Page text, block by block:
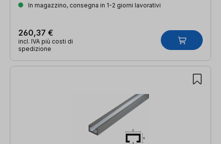
In magazzino, consegna in 1-2 giorni lavorativi
260,37 €
incl. IVA più costi di
spedizione